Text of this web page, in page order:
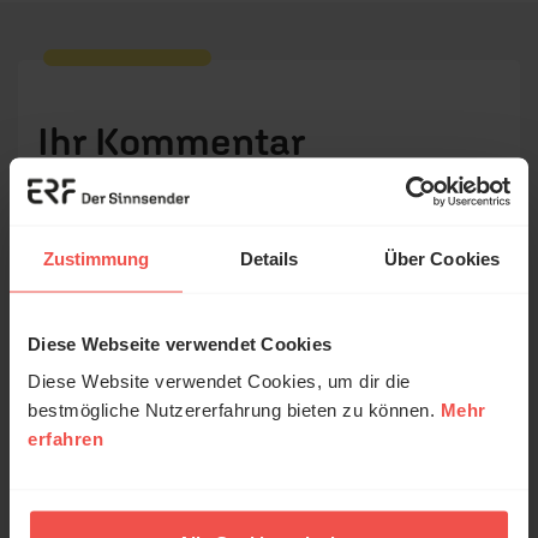
Zustimmung Details Über Cookies
Diese Webseite verwendet Cookies
Diese Website verwendet Cookies, um dir die
bestmögliche Nutzererfahrung bieten zu können. Mehr
erfahren
Ihr Kommentar
Die E-Mail-Adresse wird nicht veröffentlicht.
© Ruth Schneider / ERF